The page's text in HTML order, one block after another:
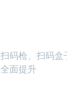
扫码枪、扫码盒
全面提升